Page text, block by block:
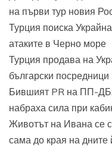
на първи тур новия
Турция поиска
атаките в Черно море
Турция продава на
български посредници
Бившият PR на ПП-
набраха сила при
Животът на Ивана се
сама до края на